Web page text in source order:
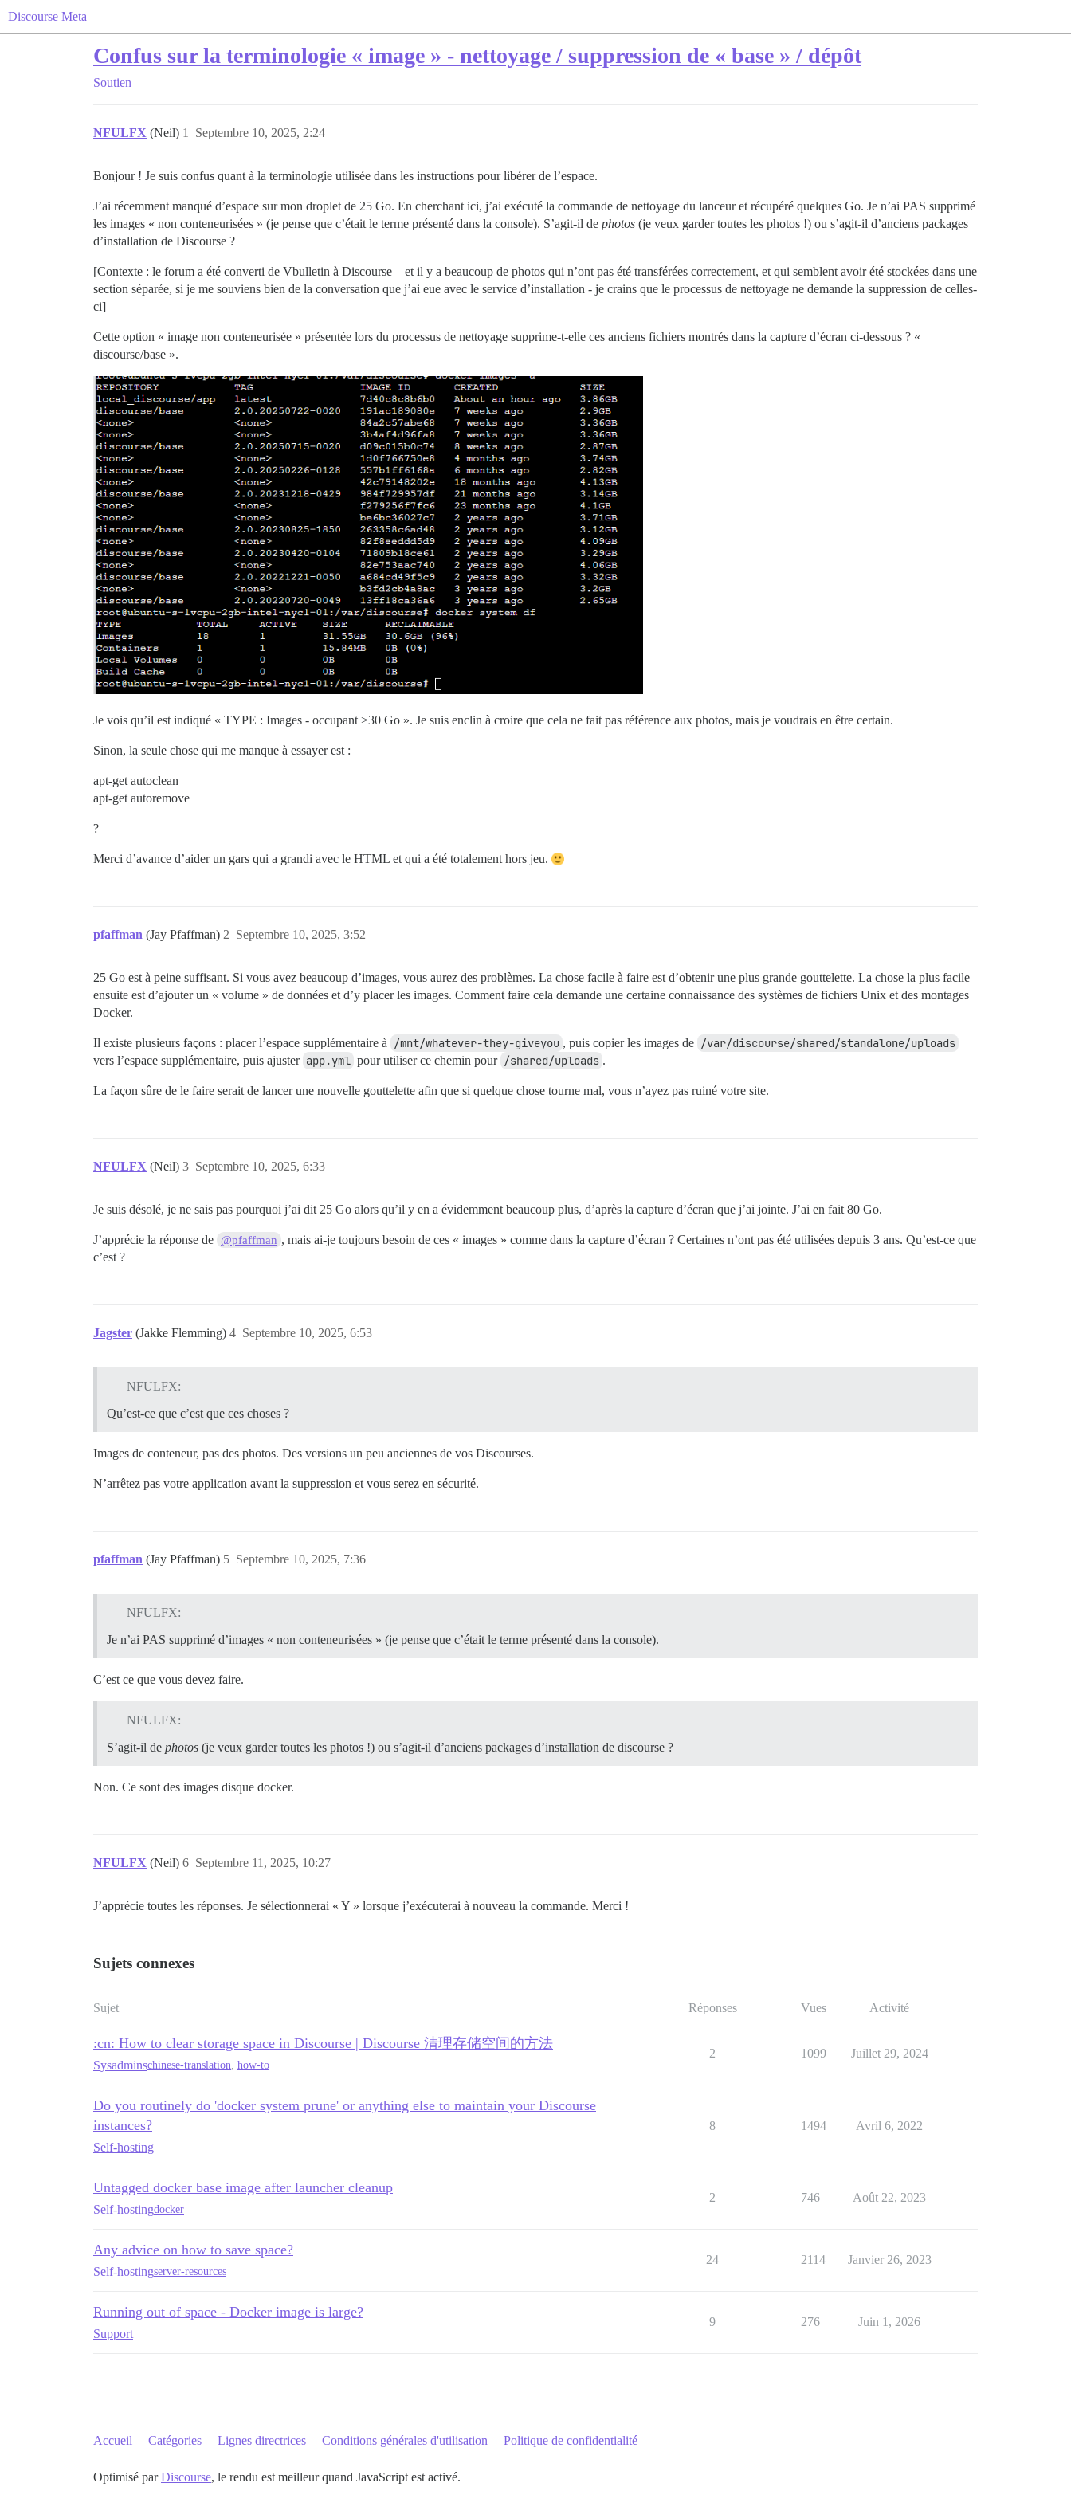
Discourse Meta
Confus sur la terminologie « image » - nettoyage / suppression de « base » / dépôt
Soutien
NFULFX (Neil) Septembre 10, 2025, 2:24
1
Bonjour ! Je suis confus quant à la terminologie utilisée dans les instructions pour libérer de l’espace.
J’ai récemment manqué d’espace sur mon droplet de 25 Go. En cherchant ici, j’ai exécuté la commande de nettoyage du lanceur et récupéré quelques Go. Je n’ai PAS supprimé
les images « non conteneurisées » (je pense que c’était le terme présenté dans la console). S’agit-il de photos (je veux garder toutes les photos !) ou s’agit-il d’anciens packages
d’installation de Discourse ?
[Contexte : le forum a été converti de Vbulletin à Discourse – et il y a beaucoup de photos qui n’ont pas été transférées correctement, et qui semblent avoir été stockées dans une
section séparée, si je me souviens bien de la conversation que j’ai eue avec le service d’installation - je crains que le processus de nettoyage ne demande la suppression de celles-
ci]
Cette option « image non conteneurisée » présentée lors du processus de nettoyage supprime-t-elle ces anciens fichiers montrés dans la capture d’écran ci-dessous ? «
discourse/base ».
Je vois qu’il est indiqué « TYPE : Images - occupant >30 Go ». Je suis enclin à croire que cela ne fait pas référence aux photos, mais je voudrais en être certain.
Sinon, la seule chose qui me manque à essayer est :
apt-get autoclean
apt-get autoremove
?
Merci d’avance d’aider un gars qui a grandi avec le HTML et qui a été totalement hors jeu.
pfaffman (Jay Pfaffman) Septembre 10, 2025, 3:52
2
25 Go est à peine suffisant. Si vous avez beaucoup d’images, vous aurez des problèmes. La chose facile à faire est d’obtenir une plus grande gouttelette. La chose la plus facile
ensuite est d’ajouter un « volume » de données et d’y placer les images. Comment faire cela demande une certaine connaissance des systèmes de fichiers Unix et des montages
Docker.
Il existe plusieurs façons : placer l’espace supplémentaire à /mnt/whatever-they-giveyou , puis copier les images de /var/discourse/shared/standalone/uploads
vers l’espace supplémentaire, puis ajuster app.yml pour utiliser ce chemin pour /shared/uploads .
La façon sûre de le faire serait de lancer une nouvelle gouttelette afin que si quelque chose tourne mal, vous n’ayez pas ruiné votre site.
NFULFX (Neil) Septembre 10, 2025, 6:33
3
Je suis désolé, je ne sais pas pourquoi j’ai dit 25 Go alors qu’il y en a évidemment beaucoup plus, d’après la capture d’écran que j’ai jointe. J’ai en fait 80 Go.
J’apprécie la réponse de @pfaffman , mais ai-je toujours besoin de ces « images » comme dans la capture d’écran ? Certaines n’ont pas été utilisées depuis 3 ans. Qu’est-ce que
c’est ?
Jagster (Jakke Flemming) Septembre 10, 2025, 6:53
4
NFULFX:
Qu’est-ce que c’est que ces choses ?
Images de conteneur, pas des photos. Des versions un peu anciennes de vos Discourses.
N’arrêtez pas votre application avant la suppression et vous serez en sécurité.
pfaffman (Jay Pfaffman) Septembre 10, 2025, 7:36
5
NFULFX:
Je n’ai PAS supprimé d’images « non conteneurisées » (je pense que c’était le terme présenté dans la console).
C’est ce que vous devez faire.
NFULFX:
S’agit-il de photos (je veux garder toutes les photos !) ou s’agit-il d’anciens packages d’installation de discourse ?
Non. Ce sont des images disque docker.
NFULFX (Neil) Septembre 11, 2025, 10:27
6
J’apprécie toutes les réponses. Je sélectionnerai « Y » lorsque j’exécuterai à nouveau la commande. Merci !
Sujets connexes
Sujet Réponses Vues Activité
:cn: How to clear storage space in Discourse | Discourse 清理存储空间的方法
Sysadminschinese-translation, how-to
2 1099 Juillet 29, 2024
Do you routinely do 'docker system prune' or anything else to maintain your Discourse
instances?
Self-hosting
8 1494 Avril 6, 2022
Untagged docker base image after launcher cleanup
Self-hostingdocker
2 746 Août 22, 2023
Any advice on how to save space?
Self-hostingserver-resources
24 2114 Janvier 26, 2023
Running out of space - Docker image is large?
Support
9 276 Juin 1, 2026
Accueil Catégories Lignes directrices Conditions générales d'utilisation Politique de confidentialité
Optimisé parDiscourse, le rendu est meilleur quand JavaScript est activé.